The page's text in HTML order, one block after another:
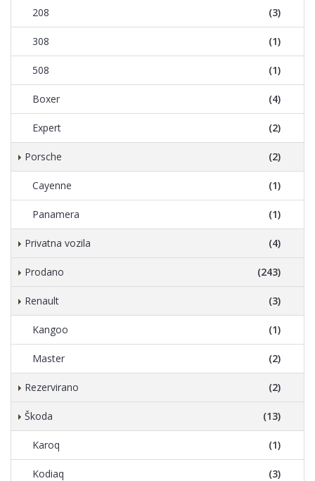
208 (3)
308 (1)
508 (1)
Boxer (4)
Expert (2)
Porsche (2)
Cayenne (1)
Panamera (1)
Privatna vozila (4)
Prodano (243)
Renault (3)
Kangoo (1)
Master (2)
Rezervirano (2)
Škoda (13)
Karoq (1)
Kodiaq (3)